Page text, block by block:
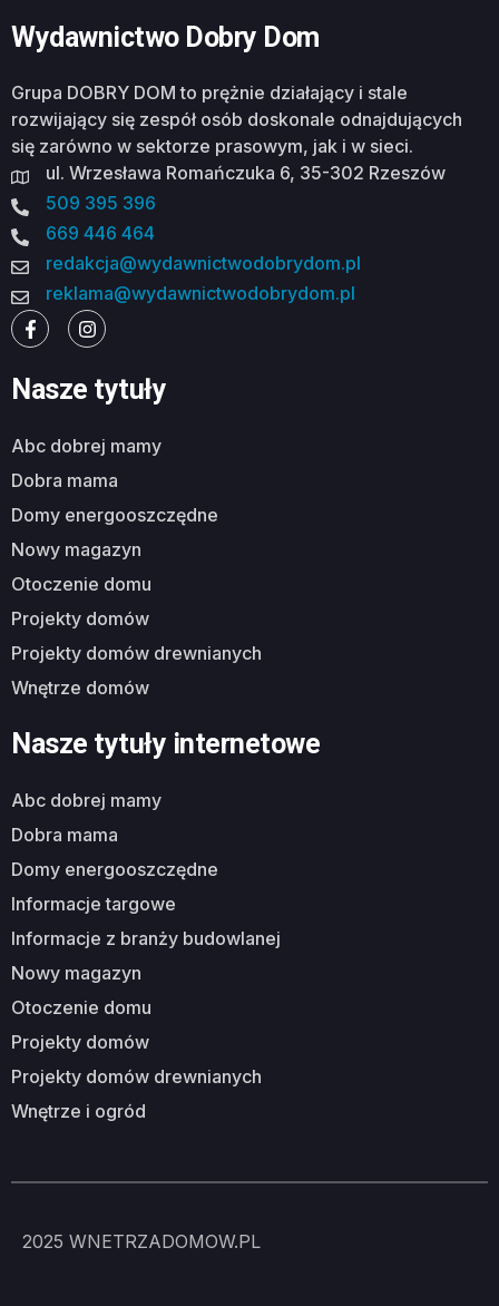
Wydawnictwo Dobry Dom
Grupa DOBRY DOM to prężnie działający i stale
rozwijający się zespół osób doskonale odnajdujących
się zarówno w sektorze prasowym, jak i w sieci.
ul. Wrzesława Romańczuka 6, 35-302 Rzeszów
509 395 396
669 446 464
redakcja@wydawnictwodobrydom.pl
reklama@wydawnictwodobrydom.pl
Nasze tytuły
abc dobrej mamy
dobra mama
domy energooszczędne
nowy magazyn
otoczenie domu
projekty domów
projekty domów drewnianych
wnętrze domów
Nasze tytuły internetowe
abc dobrej mamy
dobra mama
domy energooszczędne
informacje targowe
informacje z branży budowlanej
nowy magazyn
otoczenie domu
projekty domów
projekty domów drewnianych
wnętrze i ogród
2025 WNETRZADOMOW.PL